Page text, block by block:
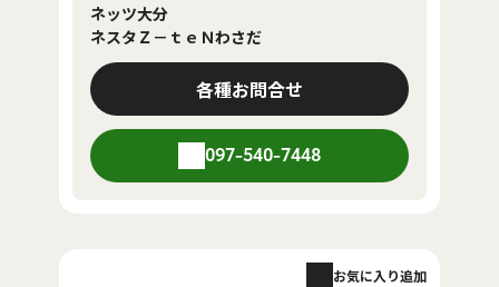
ネッツ大分
ネスタＺ－ｔｅＮわさだ
各種お問合せ
097-540-7448
お気に入り追加